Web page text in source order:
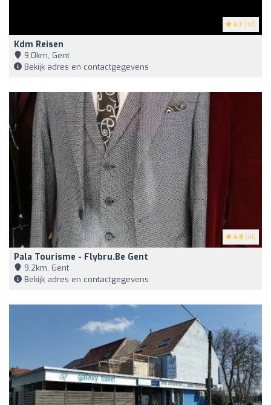
4.7 (10)
Kdm Reisen
9,0km, Gent
Bekijk adres en contactgegevens
4.8 (41)
Pala Tourisme - Flybru.be Gent
9,2km, Gent
Bekijk adres en contactgegevens